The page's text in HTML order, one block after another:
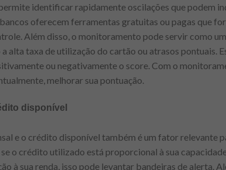
identificar rapidamente oscilações que podem
oferecem ferramentas gratuitas ou pagas que
Além disso, o monitoramento pode servir como
alta taxa de utilização do cartão ou atrasos pontuais.
ou negativamente o score. Com o
melhorar sua pontuação.
disponível
e o crédito disponível também é um fator relevante
o crédito utilizado está proporcional à sua
à sua renda, isso pode levantar bandeiras de alerta.